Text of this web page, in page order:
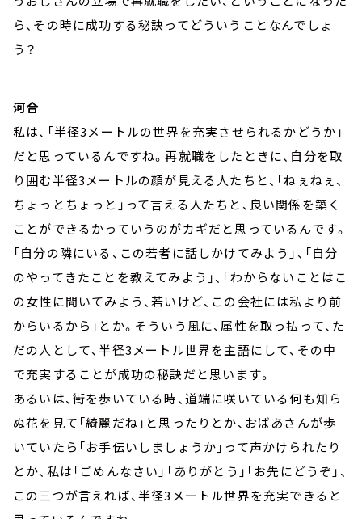
ら、その時に成功する秘訣ってどういうことなんでしょ
う？
河合
私は、「半径3メートルの世界を充実させられるかどうか」
だと思っているんですね。再就職をしたときに、自分を取
り囲む半径3メートルの顔が見える人たちと、「ねぇねぇ、
ちょっとちょっと」って言える人たちと、良い関係を築く
ことができるかっていうのがカギだと思っているんです。
「自分の隣にいる、この若者に話しかけてみよう」、「自分
のやってきたことを教えてみよう」、「わからないことはこ
の女性に聞いてみよう、若いけど、この会社には私より前
からいるから」とか。そういう風に、属性を取っ払って、た
だの人として、半径3メートル世界を主語にして、その中
で充実することが成功の秘訣だと思います。
あるいは、街を歩いている時、道端に咲いている何も知ら
ぬ花を見て「綺麗だね」と思ったりとか、おばあさんが歩
いていたら「お手伝いしましょうか」って声かけられたり
とか、私は「ごめんなさい」「ありがとう」「お先にどうぞ」、
この三つが言えれば、半径3メートル世界を充実できると